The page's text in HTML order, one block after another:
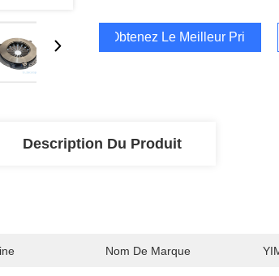
Obtenez Le Meilleur Prix
Description Du Produit
Nom De Marque